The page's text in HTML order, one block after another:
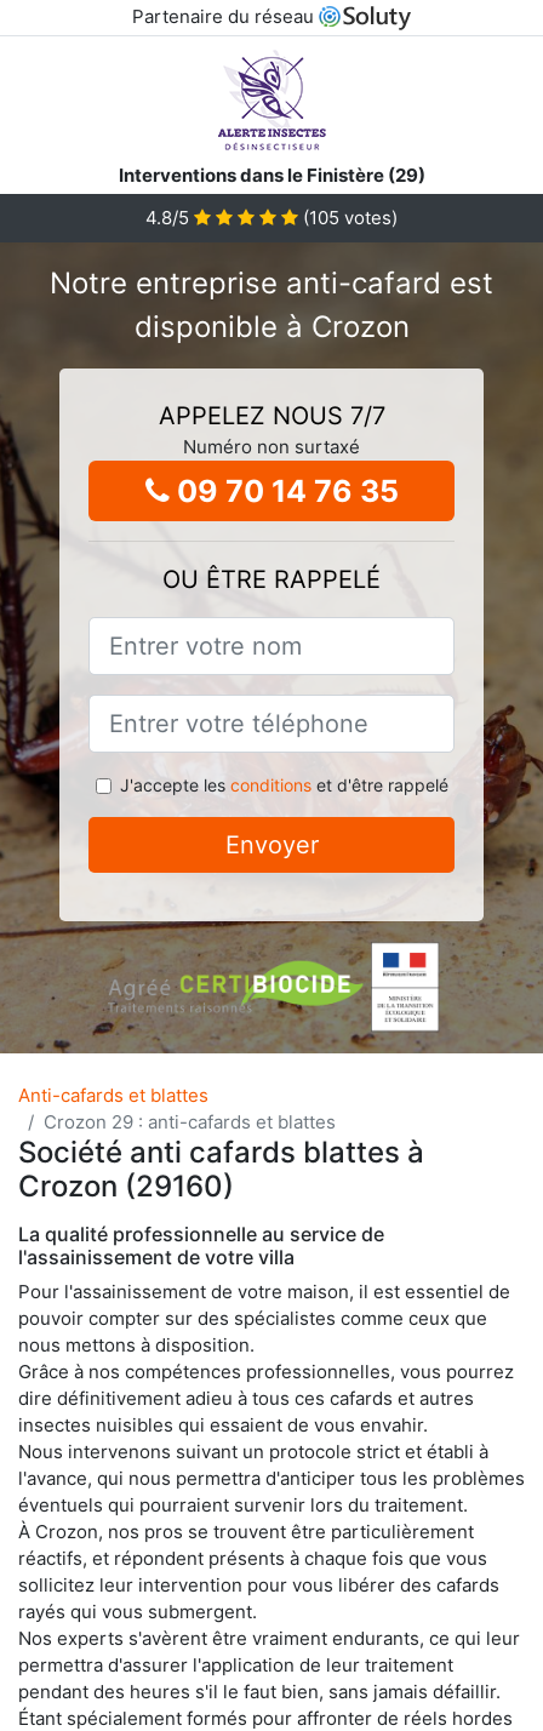
Partenaire du réseau
Interventions dans le Finistère (29)
4.8/5
(105 votes)
Notre entreprise anti-cafard est
disponible à Crozon
APPELEZ NOUS 7/7
Numéro non surtaxé
09 70 14 76 35
OU ÊTRE RAPPELÉ
J'accepte les conditionset d'être rappelé
Envoyer
Anti-cafards et blattes
Crozon 29 : anti-cafards et blattes
Société anti cafards blattes à
Crozon (29160)
La qualité professionnelle au service de
l'assainissement de votre villa
Pour l'assainissement de votre maison, il est essentiel de
pouvoir compter sur des spécialistes comme ceux que
nous mettons à disposition.
Grâce à nos compétences professionnelles, vous pourrez
dire définitivement adieu à tous ces cafards et autres
insectes nuisibles qui essaient de vous envahir.
Nous intervenons suivant un protocole strict et établi à
l'avance, qui nous permettra d'anticiper tous les problèmes
éventuels qui pourraient survenir lors du traitement.
À Crozon, nos pros se trouvent être particulièrement
réactifs, et répondent présents à chaque fois que vous
sollicitez leur intervention pour vous libérer des cafards
rayés qui vous submergent.
Nos experts s'avèrent être vraiment endurants, ce qui leur
permettra d'assurer l'application de leur traitement
pendant des heures s'il le faut bien, sans jamais défaillir.
Étant spécialement formés pour affronter de réels hordes